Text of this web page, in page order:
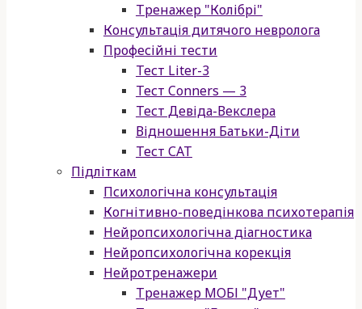
Тренажер "Колібрі"
Консультація дитячого невролога
Професійні тести
Тест Liter-3
Тест Conners — 3
Тест Девіда-Векслера
Відношення Батьки-Діти
Тест САТ
Підліткам
Психологічна консультація
Когнітивно-поведінкова психотерапія
Нейропсихологічна діагностика
Нейропсихологічна корекція
Нейротренажери
Тренажер МОБІ "Дует"